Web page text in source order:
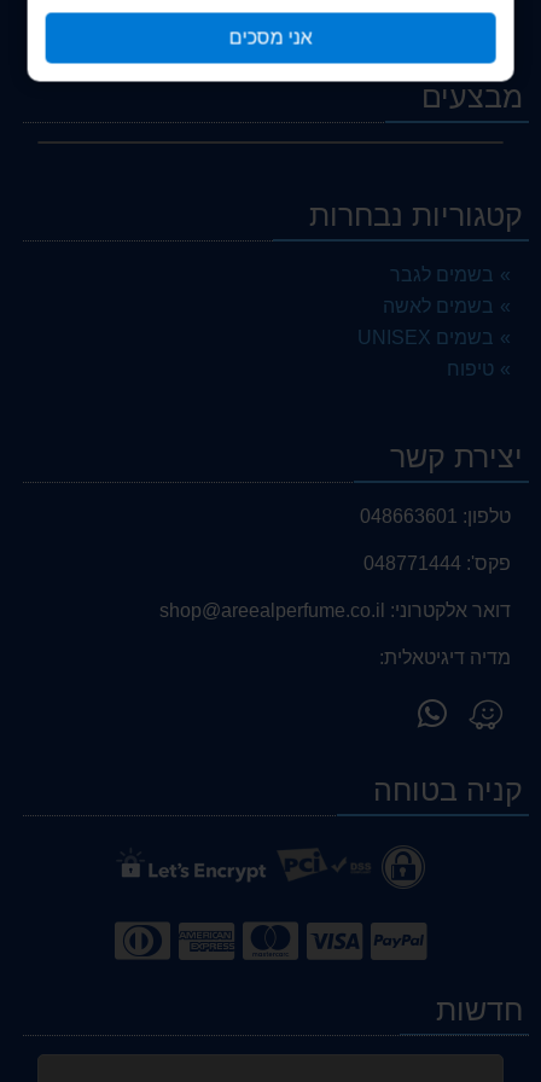
אני מסכים
הרשמה
מבצעים
קטגוריות נבחרות
בשמים לגבר
בשמים לאשה
בשמים UNISEX
טיפוח
יצירת קשר
טלפון: 048663601
פקס': 048771444
דואר אלקטרוני: shop@areealperfume.co.il
מדיה דיגיטאלית:
מצא
אותנו
Waze
WhatsAppקניה בטוחה
חדשות